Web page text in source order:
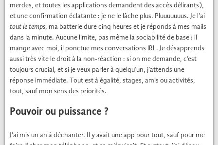
merdes, et toutes les appli­ca­tions deman­dent des accès déli­rants),
et une con­fir­ma­tion écla­tante : je ne le lâche plus. Plu­u­u­u­u­u­us. Je l’ai
tout le temps, ma bat­terie dure cinq heures et je réponds à mes mails
dans la minute. Aucune lim­ite, pas même la socia­bil­ité de base : il
mange avec moi, il ponctue mes con­ver­sa­tions
IRL. Je dés­ap­prends
aus­si très vite le droit à la non-réac­tion : si on me demande, c’est
tou­jours cru­cial, et si je veux par­ler à quelqu’un, j’attends une
réponse immé­di­ate. Tout est à égal­ité, stages, amis ou activ­ités,
tout, sauf mon sens des pri­or­ités.
Pouvoir ou puissance ?
J’ai mis un an à déchanter. Il y avait une app pour tout, sauf pour me